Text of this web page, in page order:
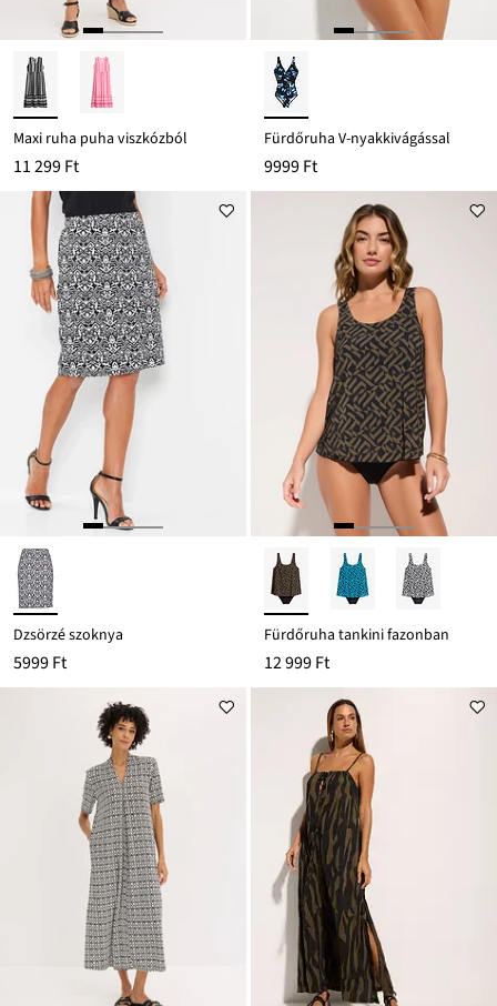
Maxi ruha puha viszkózból
11 299 Ft
Fürdőruha V-nyakkivágással
9999 Ft
Dzsörzé szoknya
5999 Ft
Fürdőruha tankini fazonban
12 999 Ft